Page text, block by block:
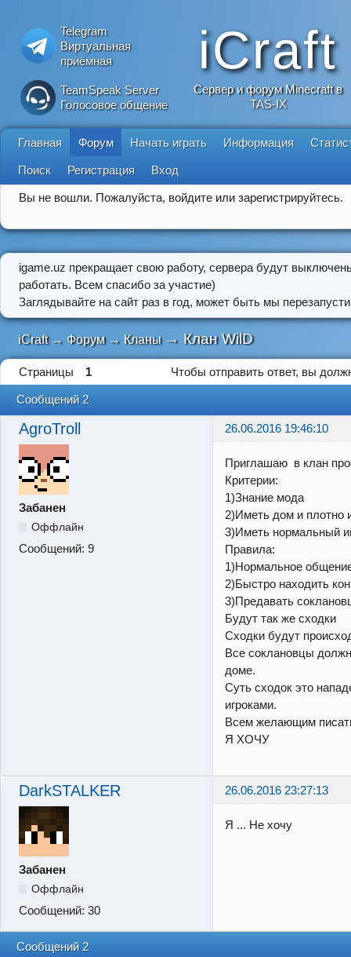
Telegram
Виртуальная
приёмная
TeamSpeak Server
Голосовое общение
iCraft
Сервер и форум Minecraft в
TAS-IX
Главная Форум Начать играть Информация
Поиск Регистрация Вход
Вы не вошли. Пожалуйста, войдите или зарегистрируйтесь.
igame.uz прекращает свою работу, сервера будут
работать. Всем спасибо за участие)
Заглядывайте на сайт раз в год, может быть мы
iCraft → Форум → Кланы → Клан WilD
Страницы 1 Чтобы отправить ответ, вы
Сообщений 2
AgroTroll 26.06.2016 19:46:10
Забанен
Оффлайн
Сообщений: 9
Приглашаю в клан
Критерии:
1)Знание мода
2)Иметь дом и плотно
3)Иметь нормальный
Правила:
1)Нормальное
2)Быстро находить
3)Предавать
Будут так же сходки
Сходки будут
Все соклановцы
доме.
Суть сходок это
игроками.
Всем желающим
Я ХОЧУ
DarkSTALKER 26.06.2016 23:27:13
Забанен
Оффлайн
Сообщений: 30
Я ... Не хочу
Сообщений 2